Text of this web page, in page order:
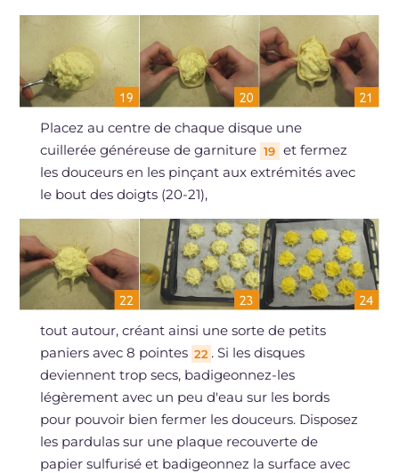
Placez au centre de chaque disque une
cuillerée généreuse de garniture 19 et fermez
les douceurs en les pinçant aux extrémités avec
le bout des doigts (20-21),
tout autour, créant ainsi une sorte de petits
paniers avec 8 pointes 22 . Si les disques
deviennent trop secs, badigeonnez-les
légèrement avec un peu d'eau sur les bords
pour pouvoir bien fermer les douceurs. Disposez
les pardulas sur une plaque recouverte de
papier sulfurisé et badigeonnez la surface avec